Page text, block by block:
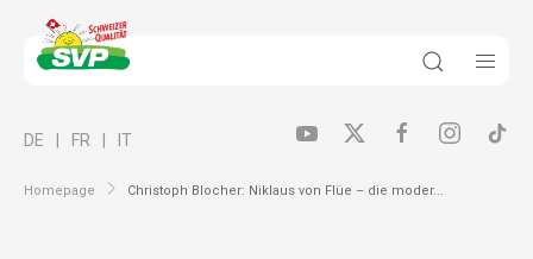
Homepage Christoph Blocher: Niklaus von Flüe – die moder...
DE FR IT